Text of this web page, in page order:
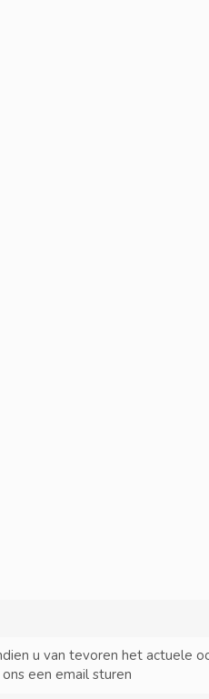
u van tevoren het actuele
ons een email sturen